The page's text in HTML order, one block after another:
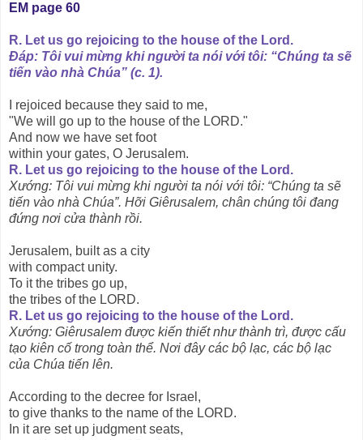
EM page 60
R. Let us go rejoicing to the house of the Lord.
Ðáp: Tôi vui mừng khi người ta nói với tôi: “Chúng ta sẽ
tiến vào nhà Chúa” (c. 1).
I rejoiced because they said to me,
"We will go up to the house of the LORD."
And now we have set foot
within your gates, O Jerusalem.
R. Let us go rejoicing to the house of the Lord.
Xướng: Tôi vui mừng khi người ta nói với tôi: “Chúng ta sẽ
tiến vào nhà Chúa”. Hỡi Giêrusalem, chân chúng tôi đang
đứng nơi cửa thành rồi.
Jerusalem, built as a city
with compact unity.
To it the tribes go up,
the tribes of the LORD.
R. Let us go rejoicing to the house of the Lord.
Xướng: Giêrusalem được kiến thiết như thành trì, được cấu
tạo kiên cố trong toàn thể. Nơi đây các bộ lạc, các bộ lạc
của Chúa tiến lên.
According to the decree for Israel,
to give thanks to the name of the LORD.
In it are set up judgment seats,